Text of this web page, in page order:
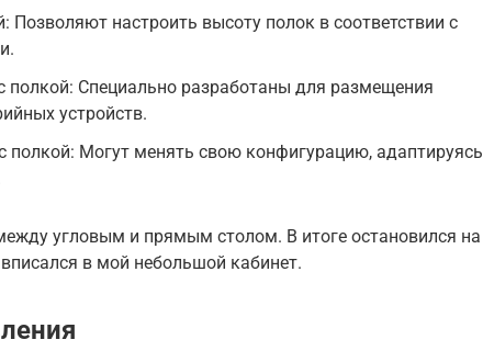
Позволяют настроить высоту полок в соответствии с
полкой: Специально разработаны для размещения
устройств.
Могут менять свою конфигурацию, адаптируясь
угловым и прямым столом. В итоге остановился на
в мой небольшой кабинет.